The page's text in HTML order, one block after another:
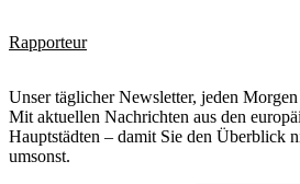
Rapporteur
Unser täglicher Newsletter, jeden
Mit aktuellen Nachrichten aus den
Hauptstädten – damit Sie den Überblick
umsonst.